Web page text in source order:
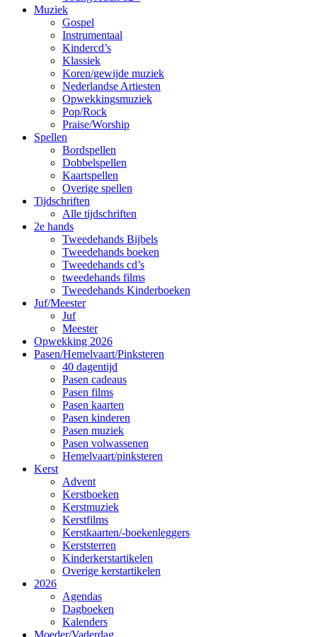
Muziek
Gospel
Instrumentaal
Kindercd’s
Klassiek
Koren/gewijde muziek
Nederlandse Artiesten
Opwekkingsmuziek
Pop/Rock
Praise/Worship
Spellen
Bordspellen
Dobbelspellen
Kaartspellen
Overige spellen
Tijdschriften
Alle tijdschriften
2e hands
Tweedehands Bijbels
Tweedehands boeken
Tweedehands cd’s
tweedehands films
Tweedehands Kinderboeken
Juf/Meester
Juf
Meester
Opwekking 2026
Pasen/Hemelvaart/Pinksteren
40 dagentijd
Pasen cadeaus
Pasen films
Pasen kaarten
Pasen kinderen
Pasen muziek
Pasen volwassenen
Hemelvaart/pinksteren
Kerst
Advent
Kerstboeken
Kerstmuziek
Kerstfilms
Kerstkaarten/-boekenleggers
Kerststerren
Kinderkerstartikelen
Overige kerstartikelen
2026
Agendas
Dagboeken
Kalenders
Moeder/Vaderdag